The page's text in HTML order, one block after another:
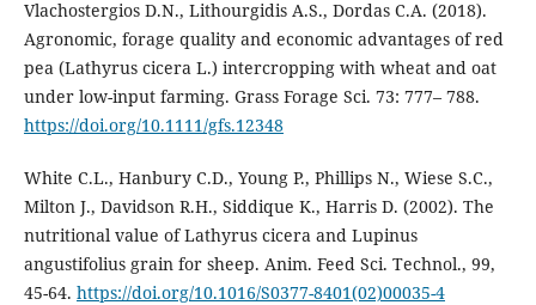
Vlachostergios D.N., Lithourgidis A.S., Dordas C.A. (2018).
Agronomic, forage quality and economic advantages of red
pea (Lathyrus cicera L.) intercropping with wheat and oat
under low-input farming. Grass Forage Sci. 73: 777– 788.
https://doi.org/10.1111/gfs.12348
White C.L., Hanbury C.D., Young P., Phillips N., Wiese S.C.,
Milton J., Davidson R.H., Siddique K., Harris D. (2002). The
nutritional value of Lathyrus cicera and Lupinus
angustifolius grain for sheep. Anim. Feed Sci. Technol., 99,
45-64. https://doi.org/10.1016/S0377-8401(02)00035-4